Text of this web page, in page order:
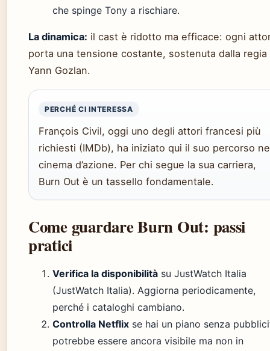
che spinge Tony a rischiare.
La dinamica: il cast è ridotto ma efficace: ogni
porta una tensione costante, sostenuta dalla regia
Yann Gozlan.
PERCHÉ CI INTERESSA
François Civil, oggi uno degli attori francesi più
richiesti (IMDb), ha iniziato qui il suo percorso
cinema d’azione. Per chi segue la sua carriera,
Burn Out è un tassello fondamentale.
Come guardare Burn Out: passi
pratici
Verifica la disponibilità su JustWatch Italia
(JustWatch Italia). Aggiorna periodicamente,
perché i cataloghi cambiano.
Controlla Netflix se hai un piano senza
potrebbe essere ancora visibile ma non in